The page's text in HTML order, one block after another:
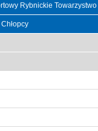
Rybnickie